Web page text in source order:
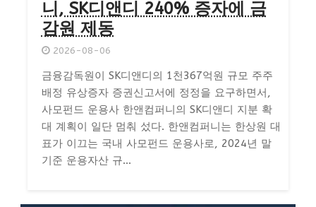
니, SK디앤디 240% 증자에 금
감원 제동
2026-08-06
금융감독원이 SK디앤디의 1천367억원 규모 주주
배정 유상증자 증권신고서에 정정을 요구하면서,
사모펀드 운용사 한앤컴퍼니의 SK디앤디 지분 확
대 계획이 일단 멈춰 섰다. 한앤컴퍼니는 한상원 대
표가 이끄는 국내 사모펀드 운용사로, 2024년 말
기준 운용자산 규...